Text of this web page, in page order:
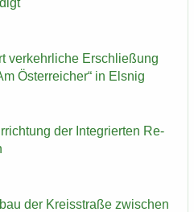
ver­kehr­li­che Er­schlie­ßung
Ös­ter­rei­cher“ in Els­nig
der In­te­grier­ten Re­
der Kreis­stra­ße zwi­schen